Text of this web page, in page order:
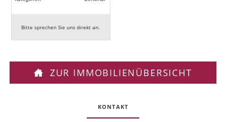
Bitte sprechen Sie uns direkt an.
ZUR IMMOBILIENÜBERSICHT
KONTAKT